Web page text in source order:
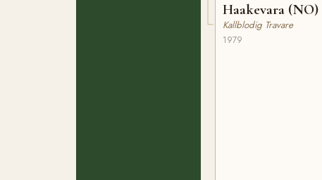
Haakevara (NO)
Kallblodig Travare
1979